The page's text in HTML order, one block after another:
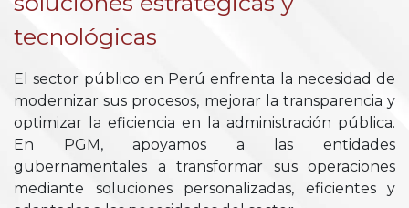
tecnológicas
El sector público en Perú enfrenta la necesidad de
modernizar sus procesos, mejorar la transparencia y
optimizar la eficiencia en la administración pública.
En PGM, apoyamos a las entidades
gubernamentales a transformar sus operaciones
mediante soluciones personalizadas, eficientes y